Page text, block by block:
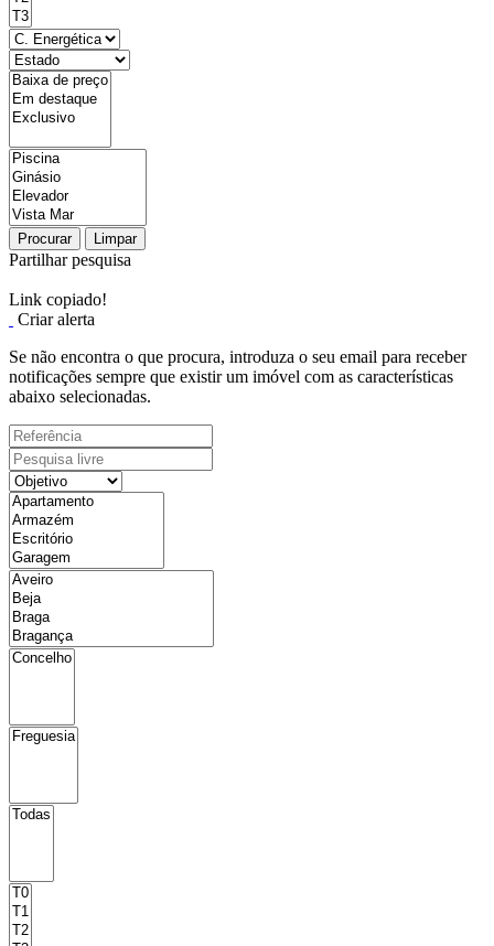
Procurar Limpar
Partilhar pesquisa
Link copiado!
Criar alerta
Se não encontra o que procura, introduza o seu email para receber
notificações sempre que existir um imóvel com as características
abaixo selecionadas.